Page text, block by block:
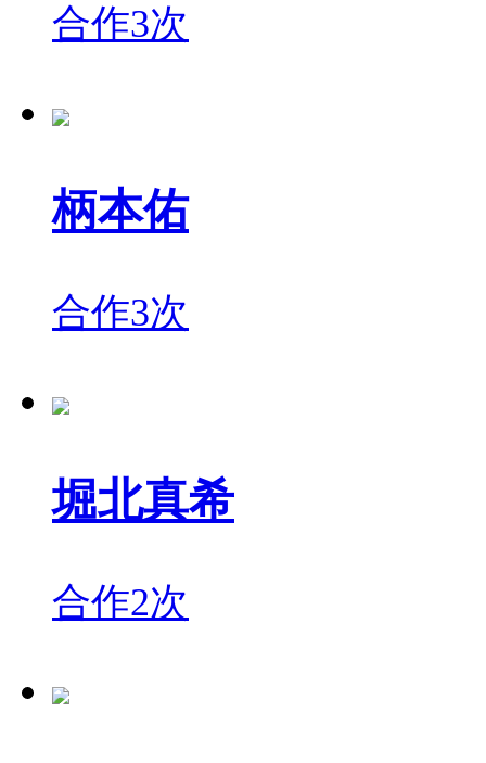
合作3次
柄本佑
合作3次
堀北真希
合作2次